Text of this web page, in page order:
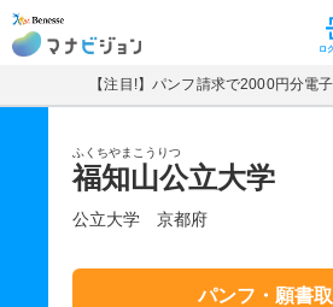
マナビジョン ロ
【注目!】パンフ請求で2000円分電
ふくちやまこうりつ
福知山公立大学
公立大学 京都府
パンフ・願書